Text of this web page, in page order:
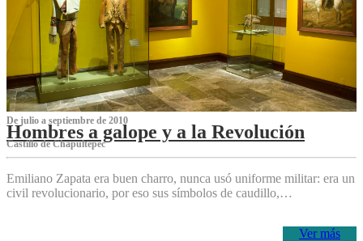
De julio a septiembre de 2010
Hombres a galope y a la Revolución
Castillo de Chapultepec
Emiliano Zapata era buen charro, nunca usó uniforme militar: era un
civil revolucionario, por eso sus símbolos de caudillo,…
Ver más